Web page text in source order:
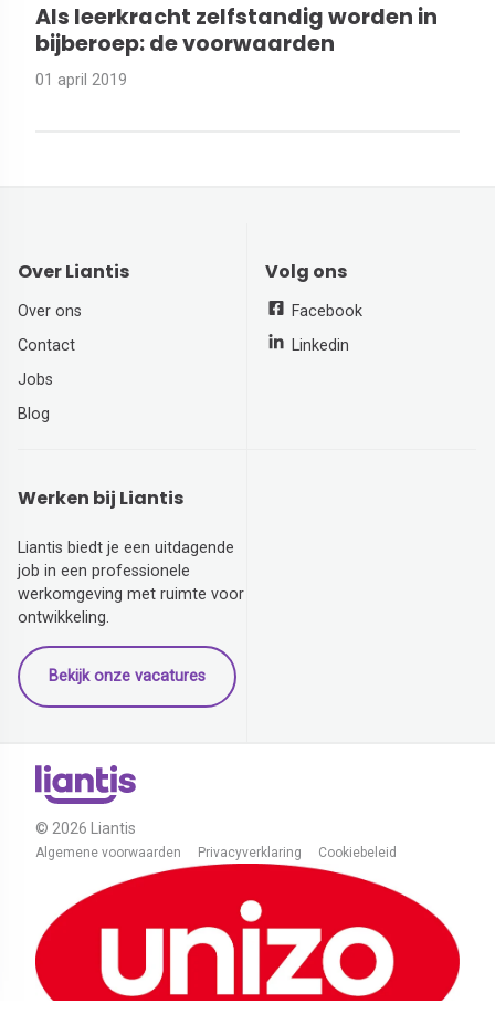
Als leerkracht zelfstandig worden in
bijberoep: de voorwaarden
01 april 2019
Over Liantis
Over ons
Contact
Jobs
Blog
Volg ons
Facebook
Linkedin
Werken bij Liantis
Liantis biedt je een uitdagende
job in een professionele
werkomgeving met ruimte voor
ontwikkeling.
Bekijk onze vacatures
© 2026 Liantis
Algemene voorwaarden Privacyverklaring Cookiebeleid